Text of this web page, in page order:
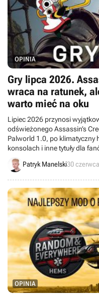
OPINIA
Gry lipca 2026.
wraca na ratunek,
warto mieć na oku
Lipiec 2026 przynosi
odświeżonego Assassin’s
Palworld 1.0, po klimatyczny
konsolach i inne tytuły dla
Patryk Manelski30
OPINIA